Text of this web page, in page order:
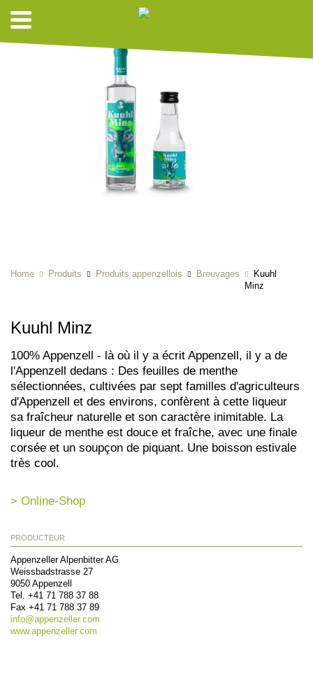
Home Produits Produits appenzellois Breuvages
Kuuhl
Minz
Kuuhl Minz
100% Appenzell - là où il y a écrit Appenzell, il y a de
l'Appenzell dedans : Des feuilles de menthe
sélectionnées, cultivées par sept familles d'agriculteurs
d'Appenzell et des environs, confèrent à cette liqueur
sa fraîcheur naturelle et son caractère inimitable. La
liqueur de menthe est douce et fraîche, avec une finale
corsée et un soupçon de piquant. Une boisson estivale
très cool.
> Online-Shop
PRODUCTEUR
Appenzeller Alpenbitter AG
Weissbadstrasse 27
9050 Appenzell
Tel. +41 71 788 37 88
Fax +41 71 788 37 89
info@appenzeller.com
www.appenzeller.com